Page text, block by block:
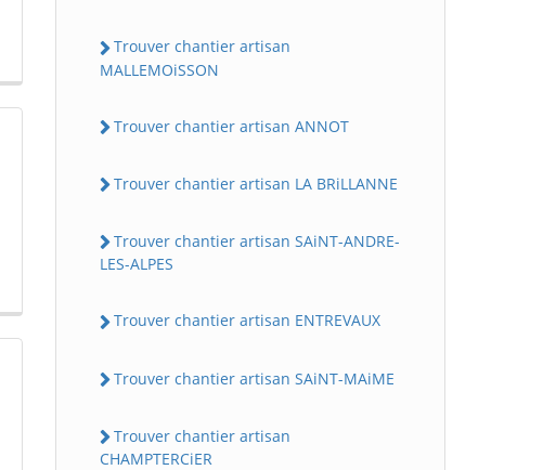
Trouver chantier artisan
MALLEMOiSSON
Trouver chantier artisan ANNOT
Trouver chantier artisan LA BRiLLANNE
Trouver chantier artisan SAiNT-ANDRE-
LES-ALPES
Trouver chantier artisan ENTREVAUX
Trouver chantier artisan SAiNT-MAiME
Trouver chantier artisan
CHAMPTERCiER